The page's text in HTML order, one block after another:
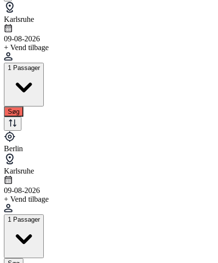
Karlsruhe
09-08-2026
+ Vend tilbage
1 Passager
Søg
Berlin
Karlsruhe
09-08-2026
+ Vend tilbage
1 Passager